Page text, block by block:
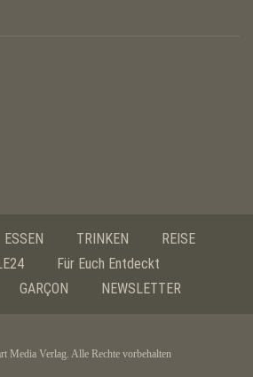
ESSEN TRINKEN
REISE
Für Euch Entdeckt
GARÇON NEWSLETTER
Media Verlag. Alle Rechte vorbehalten